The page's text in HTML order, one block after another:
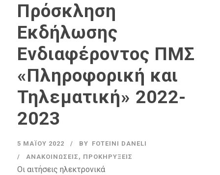
Πρόσκληση
Εκδήλωσης
Ενδιαφέροντος ΠΜΣ
«Πληροφορική και
Τηλεματική» 2022-
2023
5 ΜΑΪ́ΟΥ 2022 BY FOTEINI DANELI
ΑΝΑΚΟΙΝΏΣΕΙΣ , ΠΡΟΚΗΡΎΞΕΙΣ
Οι αιτήσεις ηλεκτρονικά